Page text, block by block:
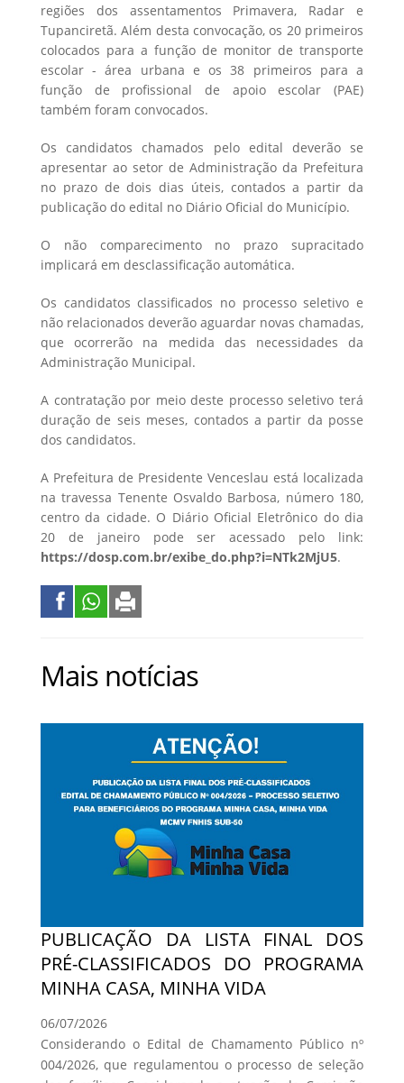
regiões dos assentamentos Primavera, Radar e
Tupanciretã. Além desta convocação, os 20 primeiros
colocados para a função de monitor de transporte
escolar - área urbana e os 38 primeiros para a
função de profissional de apoio escolar (PAE)
também foram convocados.
Os candidatos chamados pelo edital deverão se
apresentar ao setor de Administração da Prefeitura
no prazo de dois dias úteis, contados a partir da
publicação do edital no Diário Oficial do Município.
O não comparecimento no prazo supracitado
implicará em desclassificação automática.
Os candidatos classificados no processo seletivo e
não relacionados deverão aguardar novas chamadas,
que ocorrerão na medida das necessidades da
Administração Municipal.
A contratação por meio deste processo seletivo terá
duração de seis meses, contados a partir da posse
dos candidatos.
A Prefeitura de Presidente Venceslau está localizada
na travessa Tenente Osvaldo Barbosa, número 180,
centro da cidade. O Diário Oficial Eletrônico do dia
20 de janeiro pode ser acessado pelo link:
https://dosp.com.br/exibe_do.php?i=NTk2MjU5.
Mais notícias
PUBLICAÇÃO DA LISTA FINAL DOS
PRÉ-CLASSIFICADOS DO PROGRAMA
MINHA CASA, MINHA VIDA
06/07/2026
Considerando o Edital de Chamamento Público nº
004/2026, que regulamentou o processo de seleção